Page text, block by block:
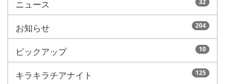
ニュース 32
お知らせ 204
ピックアップ 10
キラキラチアナイト 125